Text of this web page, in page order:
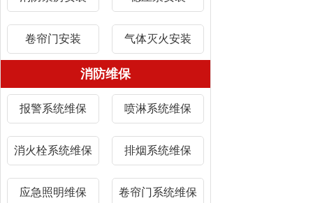
卷帘门安装 气体灭火安装
消防维保
报警系统维保 喷淋系统维保
消火栓系统维保 排烟系统维保
应急照明维保 卷帘门系统维保